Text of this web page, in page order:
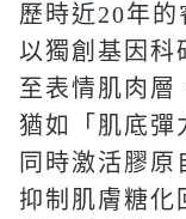
歷時近20年的
以獨創基因科
至表情肌肉層
猶如「肌底彈
同時激活膠原
抑制肌膚糖化